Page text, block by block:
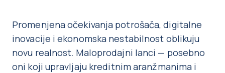
Promenjena očekivanja potrošača, digitalne
inovacije i ekonomska nestabilnost oblikuju
novu realnost. Maloprodajni lanci — posebno
oni koji upravljaju kreditnim aranžmanima i